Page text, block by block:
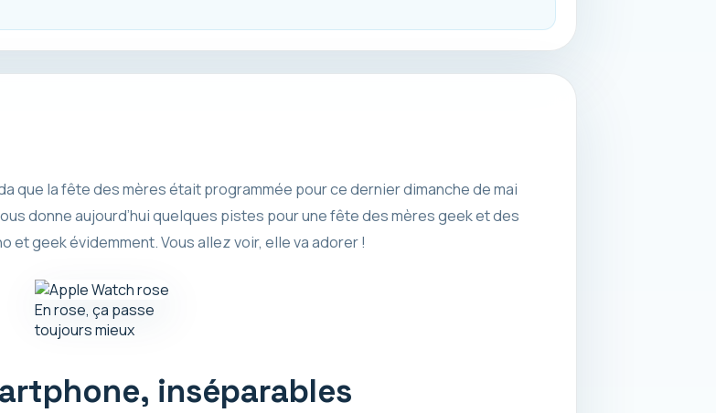
que la fête des mères était programmée pour ce dernier dimanche de mai
donne aujourd’hui quelques pistes pour une fête des mères geek et des
geek évidemment. Vous allez voir, elle va adorer !
En rose, ça passe
toujours mieux
inséparables